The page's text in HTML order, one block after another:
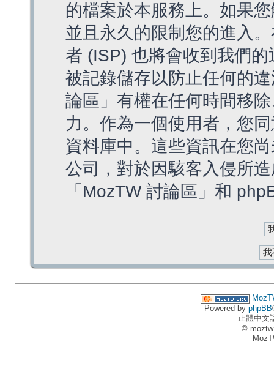
的檔案於本服務上。如果
並且永久的限制您的進入
者 (ISP) 也將會收到我們
被記錄儲存以防止任何的
論區」有權在任何時間移
力。作為一個使用者，您
資料庫中。這些資訊在您
公司，對於因駭客入侵所
「MozTW 討論區」和
Powered by phpBB
正體中文
©